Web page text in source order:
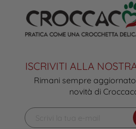
ISCRIVITI ALLA
Rimani sempre
novità di